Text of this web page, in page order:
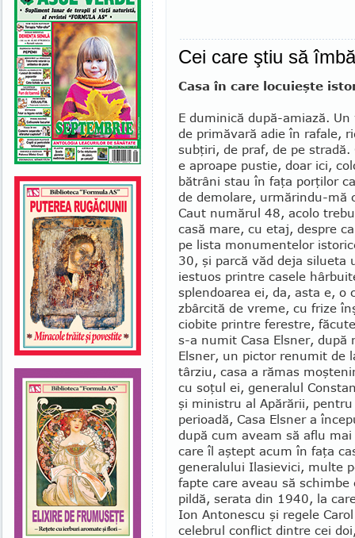
Cei care ştiu să
Casa în care locuieşte
E duminică după-amiază.
de primăvară adie în rafale,
subţiri, de praf, de pe stradă.
e aproape pustie, doar ici,
bătrâni stau în faţa porţilor
de demolare, ur­mărindu-mă
Caut numărul 48, acolo
casă mare, cu etaj, despre
pe lista monumentelor
30, şi parcă văd deja
iestuos printre casele
splendoarea ei, da, asta e, o
zbârcită de vreme, cu frize
ciobite printre fe­restre,
s-a numit Casa Elsner,
Elsner, un pictor renumit de
târziu, casa a ră­mas
cu soţul ei, generalul
şi ministru al Apărării,
perioadă, Casa Elsner a
după cum aveam să aflu
care îl aştept acum în faţa
generalului Ilasievici, multe
fapte care aveau să
pildă, serata din 1940, la
Ion Antonescu şi regele
celebrul conflict dintre cei